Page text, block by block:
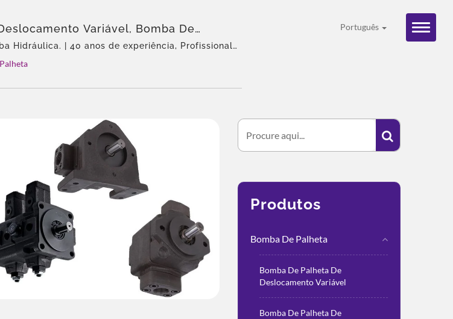
Português
Variável, Bomba De
Fixo, Bomba Hidráulica De Palhetas |
Certificadas Globalmente – CML
Hidráulica. | 40 anos de experiência, Profissional
Solução total, Personalização flexível,
Produtos
Bomba De Palheta
Bomba De Palheta De
Deslocamento Variável
Bomba De Palheta De